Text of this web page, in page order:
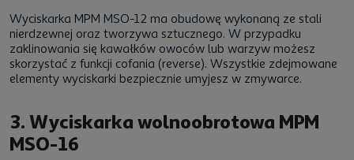
Wyciskarka MPM MSO-12 ma obudowę wykonaną ze stali
nierdzewnej oraz tworzywa sztucznego. W przypadku
zaklinowania się kawałków owoców lub warzyw możesz
skorzystać z funkcji cofania (reverse). Wszystkie zdejmowane
elementy wyciskarki bezpiecznie umyjesz w zmywarce.
3. Wyciskarka wolnoobrotowa MPM
MSO-16